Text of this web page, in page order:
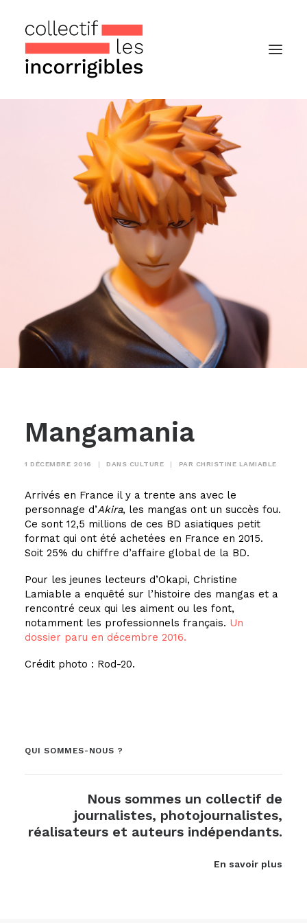
Le collectif
Nos actualités
Notre « Incolettre » mensuelle
Mangamania
1 DÉCEMBRE 2016 | DANS CULTURE | PAR CHRISTINE LAMIABLE
Arrivés en France il y a trente ans avec le
personnage d’Akira, les mangas ont un succès fou.
Ce sont 12,5 millions de ces BD asiatiques petit
format qui ont été achetées en France en 2015.
Soit 25% du chiffre d’affaire global de la BD.
Pour les jeunes lecteurs d’Okapi, Christine
Lamiable a enquêté sur l’histoire des mangas et a
rencontré ceux qui les aiment ou les font,
notamment les professionnels français. Un
dossier paru en décembre 2016.
Crédit photo : Rod-20.
QUI SOMMES-NOUS ?
Nous sommes un collectif de
journalistes, photojournalistes,
réalisateurs et auteurs indépendants.
En savoir plus